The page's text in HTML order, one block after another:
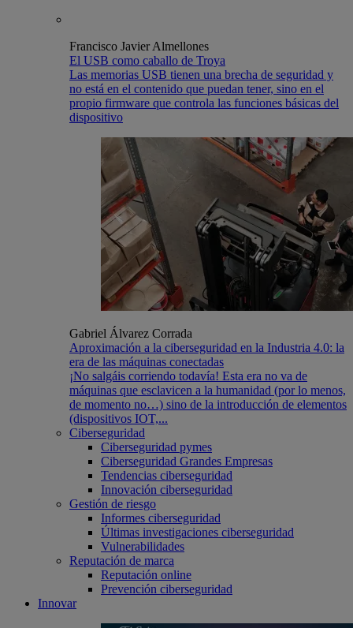
Francisco Javier Almellones
El USB como caballo de Troya
Las memorias USB tienen una brecha de seguridad y
no está en el contenido que puedan tener, sino en el
propio firmware que controla las funciones básicas del
dispositivo
Gabriel Álvarez Corrada
Aproximación a la ciberseguridad en la Industria 4.0: la
era de las máquinas conectadas
¡No salgáis corriendo todavía! Esta era no va de
máquinas que esclavicen a la humanidad (por lo menos,
de momento no…) sino de la introducción de elementos
(dispositivos IOT,...
Ciberseguridad
Ciberseguridad pymes
Ciberseguridad Grandes Empresas
Tendencias ciberseguridad
Innovación ciberseguridad
Gestión de riesgo
Informes ciberseguridad
Últimas investigaciones ciberseguridad
Vulnerabilidades
Reputación de marca
Reputación online
Prevención ciberseguridad
Innovar